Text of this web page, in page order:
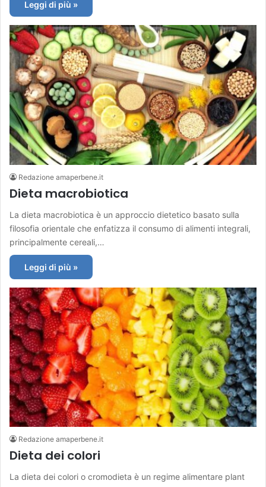
Leggi di più »
Redazione amaperbene.it
Dieta macrobiotica
La dieta macrobiotica è un approccio dietetico basato sulla
filosofia orientale che enfatizza il consumo di alimenti integrali,
principalmente cereali,…
Leggi di più »
Redazione amaperbene.it
Dieta dei colori
La dieta dei colori o cromodieta è un regime alimentare plant